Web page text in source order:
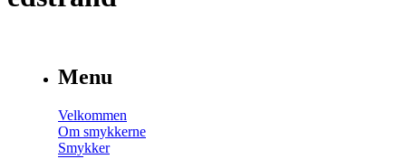
Menu
Velkommen
Om smykkerne
Smykker